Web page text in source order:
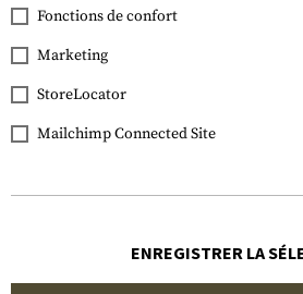
Fonctions de confort
Marketing
StoreLocator
Mailchimp Connected Site
ENREGISTRER LA